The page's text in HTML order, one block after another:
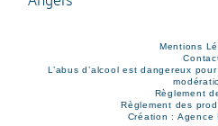
Mentions
L’abus d’alcool est dangereux
Règlement
Règlement des
Création : Agence